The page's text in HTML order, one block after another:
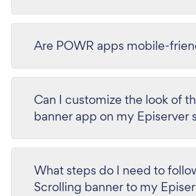
Are POWR apps mobile-
Can I customize the look of
banner app on my Episerver
What steps do I need to
Scrolling banner to my